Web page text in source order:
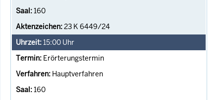
160
23 K 6449/24
15:00 Uhr
Erörterungstermin
Hauptverfahren
160